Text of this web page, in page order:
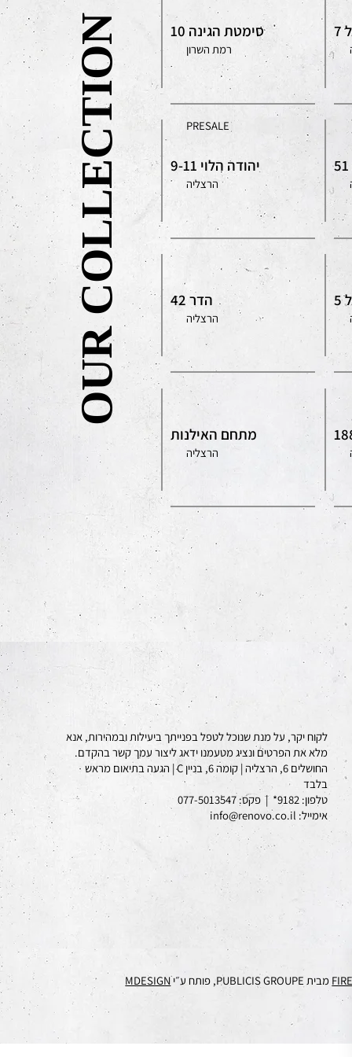
OUR COLLECTION רמת השרון
סימטת הגינה 10
הרצליה
יהודה הלוי 9-11
PRESALE
5
הרצליה
הדר 42
הרצליה
מתחם האילנות
לקוח יקר, על מנת שנוכל לטפל בפנייתך ביעילות ובמהירות, אנא
מלא את הפרטים ונציג מטעמנו ידאג ליצור עמך קשר בהקדם.
החושלים 6, הרצליה | קומה 6, בניין C | הגעה בתיאום מראש
בלבד
טלפון: 9182*
| פקס: 077-5013547
אימייל: info@renovo.co.il
מבית PUBLICIS GROUPE, פותח ע״י MDESIGN